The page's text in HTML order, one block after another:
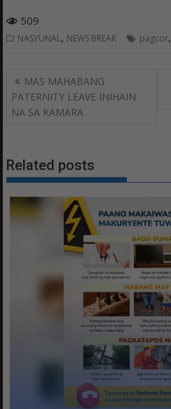
509
NASYUNAL, NEWS BREAK pagcor,
Post
navigation
MAS MAHABANG
PATERNITY LEAVE INIHAIN
NA SA KAMARA
Related posts